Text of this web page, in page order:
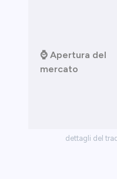
dettagli del
⌚ Apertura del
mercato